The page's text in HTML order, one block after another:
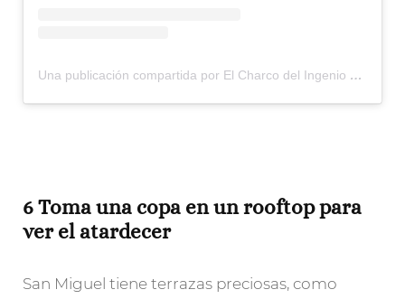
Una publicación compartida por El Charco del Ingenio JB (@elcharco_del_ingenio)
6 Toma una copa en un rooftop para
ver el atardecer
San Miguel tiene terrazas preciosas, como